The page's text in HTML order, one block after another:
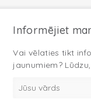
Informējiet
Vai vēlaties tikt
jaunumiem?